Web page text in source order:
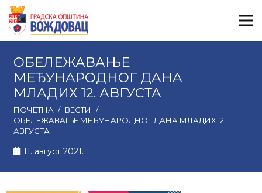
ОБЕЛЕЖАВАЊЕ
МЕЂУНАРОДНОГ ДАНА
МЛАДИХ 12. АВГУСТА
ПОЧЕТНА / ВЕСТИ
/
ОБЕЛЕЖАВАЊЕ МЕЂУНАРОДНОГ ДАНА МЛАДИХ 12.
АВГУСТА
11. август 2021.